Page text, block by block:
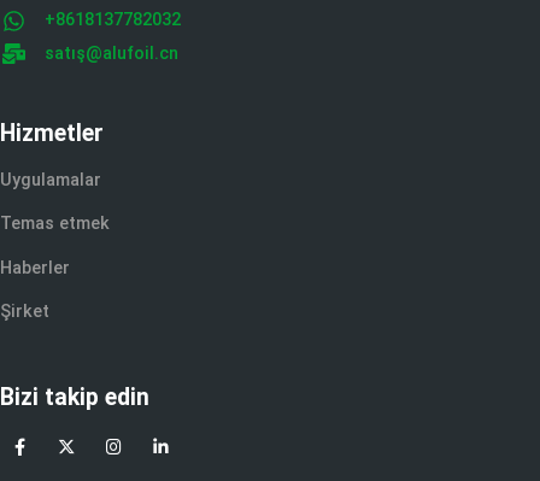
+8618137782032
satış@alufoil.cn
Hizmetler
Uygulamalar
Temas etmek
Haberler
Şirket
Bizi takip edin